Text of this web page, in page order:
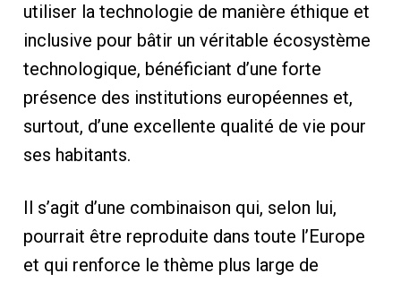
utiliser la technologie de manière éthique et
inclusive pour bâtir un véritable écosystème
technologique, bénéficiant d’une forte
présence des institutions européennes et,
surtout, d’une excellente qualité de vie pour
ses habitants.
Il s’agit d’une combinaison qui, selon lui,
pourrait être reproduite dans toute l’Europe
et qui renforce le thème plus large de